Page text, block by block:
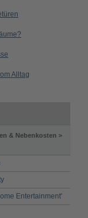
Alltag
& Nebenkosten >
Entertainment'